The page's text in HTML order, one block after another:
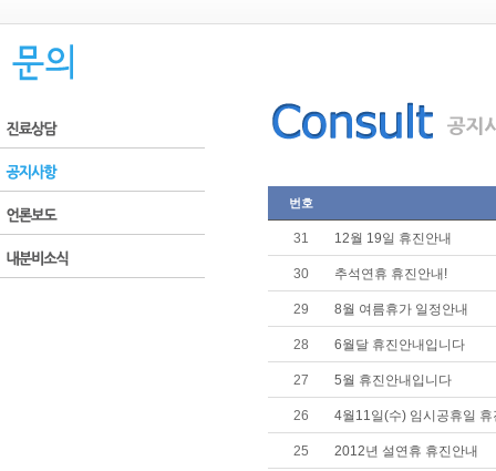
번호
31 12월 19일 휴진안내
30 추석연휴 휴진안내!
29 8월 여름휴가 일정안내
28 6월달 휴진안내입니다
27 5월 휴진안내입니다
26 4월11일(수) 임시공휴일 휴
25 2012년 설연휴 휴진안내